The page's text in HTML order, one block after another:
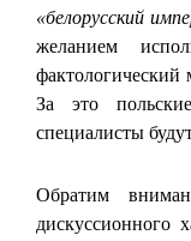
«белорусский
желанием
фактологический
За это
специалисты
Обратим
дискуссионного